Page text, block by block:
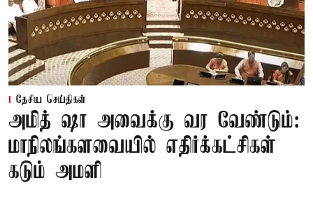
தேசிய செய்திகள்
அமித் ஷா அவைக்கு வர வேண்டும்:
மாநிலங்களவையில் எதிர்க்கட்சிகள்
கடும் அமளி